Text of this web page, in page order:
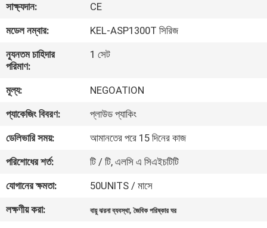
কারখানা
পরিদর্শন
নিয়ন্ত্রণ
আমাদের
সাথে
যোগাযোগ
খবর
সাক্ষ্যদান:
CE
মডেল নম্বার:
KEL-ASP1300T সিরিজ
ন্যূনতম চাহিদার
পরিমাণ:
1 সেট
মূল্য:
NEGOATION
প্যাকেজিং বিবরণ:
প্লাউড প্যাকিং
ডেলিভারি সময়:
আমানতের পরে 15 দিনের কাজ
পরিশোধের শর্ত:
টি / টি, এলসি এ সিএইচটিটি
যোগানের ক্ষমতা:
50UNITS / মাসে
লক্ষণীয় করা:
বায়ু ঝরনা ব্যবস্থা,জৈবিক পরিষ্কার ঘর